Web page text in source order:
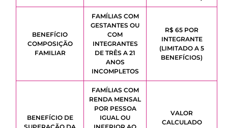
BENEFÍCIO
COMPOSIÇÃO
FAMILIAR
FAMÍLIAS COM
GESTANTES OU
COM
INTEGRANTES
DE TRÊS A 21
ANOS
INCOMPLETOS
R$ 65 POR
INTEGRANTE
(LIMITADO A 5
BENEFÍCIOS)
BENEFÍCIO DE
FAMÍLIAS COM
RENDA MENSAL
POR PESSOA
IGUAL OU
VALOR
CALCULADO